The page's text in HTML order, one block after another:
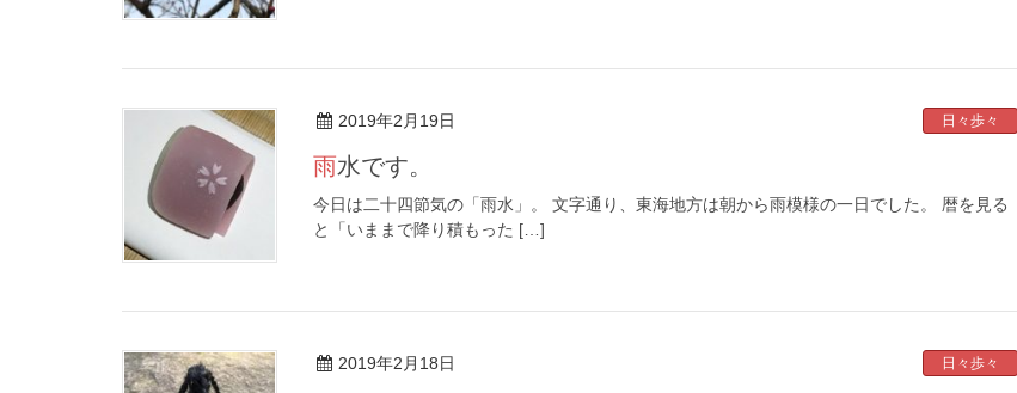
2019年2月19日 日々歩々
雨水です。
今日は二十四節気の「雨水」。 文字通り、東海地方は朝から雨模様の一日でした。 暦を見る
と「いままで降り積もった […]
2019年2月18日 日々歩々